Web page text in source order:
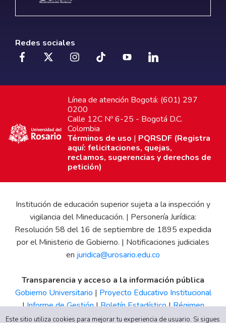
Redes sociales
Línea de atención Bogotá: (601) 297
0200
Calle 12C Nº 6-25 - Bogotá D.C.
Colombia
Términos de uso | PQRSDF (Registra
aquí: felicitaciones, quejas,
reclamos, sugerencias y derechos de
petición)
Institución de educación superior sujeta a la inspección y
vigilancia del Mineducación. | Personería Jurídica:
Resolución 58 del 16 de septiembre de 1895 expedida
por el Ministerio de Gobierno. | Notificaciones judiciales
en juridica@urosario.edu.co
Transparencia y acceso a la información pública
Gobierno Universitario | Proyecto Educativo Institucional
|Informe de Gestión|Boletín Estadístico|Régimen
Tributario|Estados Financieros |Código de Ética| Canal
Este sitio utiliza cookies para mejorar tu experiencia de usuario. Si sigues